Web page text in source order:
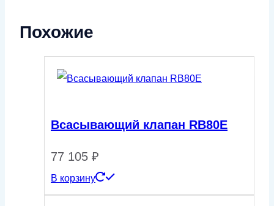
Похожие
Всасывающий клапан RB80E
77 105 ₽
В корзину